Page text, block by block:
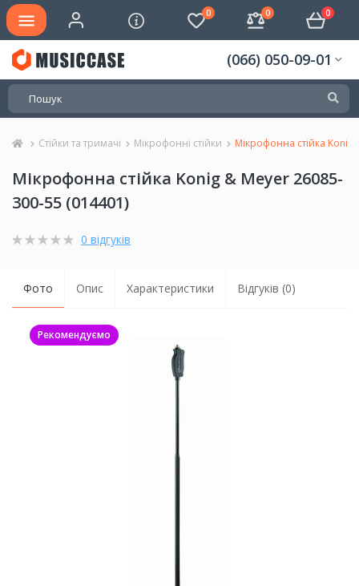
0 0 0
(066) 050-09-01
Стійки та тримачі Мікрофонні стійки Мікрофонна стійка
Мікрофонна стійка Konig & Meyer 26085-
300-55 (014401)
0 відгуків
Фото Опис Характеристики Відгуків (0)
Рекомендуємо